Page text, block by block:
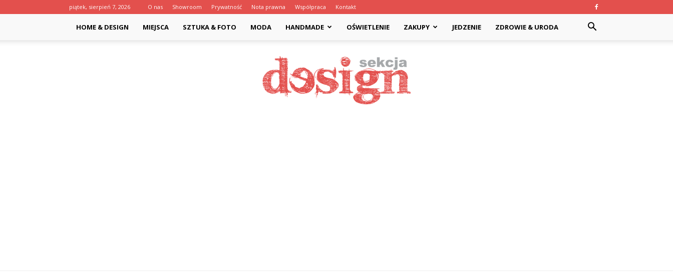
piątek, sierpień 7, 2026 O nas Showroom Prywatność Nota prawna Współpraca Kontakt
HOME & DESIGN MIEJSCA SZTUKA & FOTO MODA HANDMADE OŚWIETLENIE ZAKUPY JEDZENIE ZDROWIE & URODA